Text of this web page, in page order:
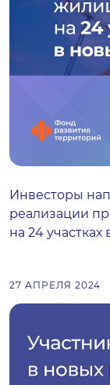
Инвесторы
реализации
на 24
27 АПРЕЛЯ 2024